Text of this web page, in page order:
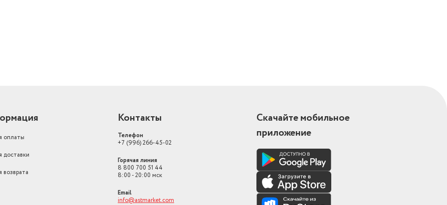
Срок службы
градусов
оплаты
доставки
возврата
Контакты
Телефон
+7 (996) 266-45-02
Горячая линия
8 800 700 51 44
8:00 - 20:00 мск
Email
info@astmarket.com
Скачайте мобильное
приложение